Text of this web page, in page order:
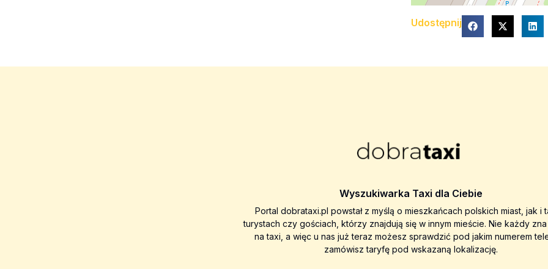
Udostępnij
Wyszukiwarka Taxi dla Ciebie
Portal dobrataxi.pl powstał z myślą o mieszkańcach polskich miast, jak i
turystach czy gościach, którzy znajdują się w innym mieście. Nie każdy
na taxi, a więc u nas już teraz możesz sprawdzić pod jakim numerem
zamówisz taryfę pod wskazaną lokalizację.